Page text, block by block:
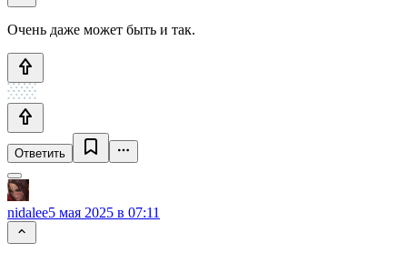
Очень даже может быть и так.
Ответить
nidalee5 мая 2025 в 07:11